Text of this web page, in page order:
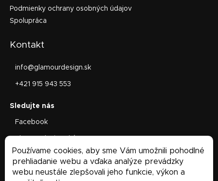
Používame cookies, aby sme Vám umožnili pohodlné
prehliadanie webu a vďaka analýze prevádzky
webu neustále zlepšovali jeho funkcie, výkon a
Podmienky ochrany osobných údajov
Spolupráca
Kontakt
info@glamourdesign.sk
+421 915 943 553
Facebook
Facebook